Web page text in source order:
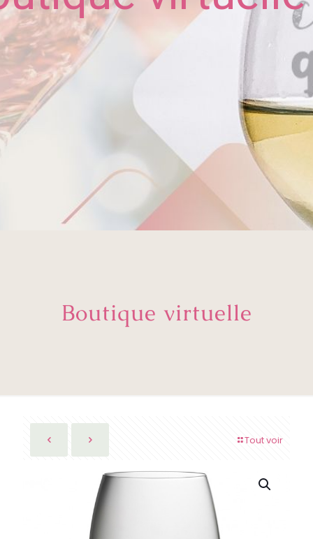
Boutique virtuelle
Tout voir